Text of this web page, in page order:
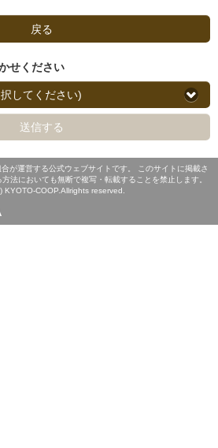
戻る
せください
してください)
送信する
が運営する公式ウェブサイトです。 このサイトに掲載さ
法においても無断で複写・転載することを禁止します。
KYOTO-COOP.Allrights reserved.